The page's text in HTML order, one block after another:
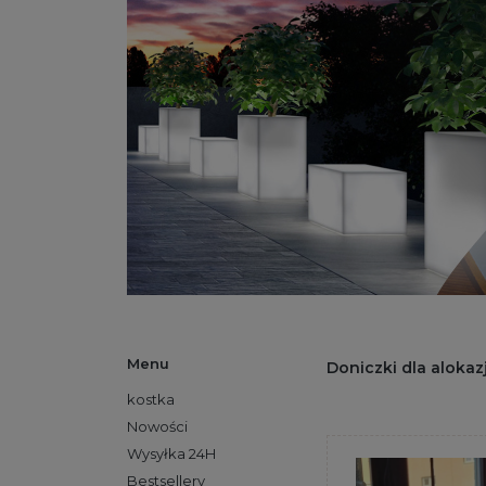
Menu
kostka
Nowości
Wysyłka 24H
Bestsellery
Doniczki dla